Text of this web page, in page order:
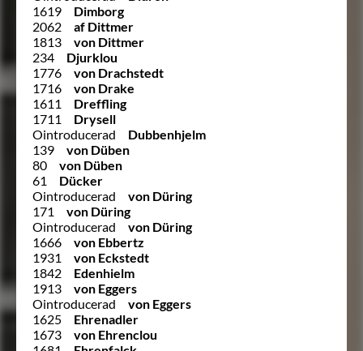
1619
Dimborg
2062
af Dittmer
1813
von Dittmer
234
Djurklou
1776
von Drachstedt
1716
von Drake
1611
Dreffling
1711
Drysell
Ointroducerad
Dubbenhjelm
139
von Düben
80
von Düben
61
Dücker
Ointroducerad
von Düring
171
von Düring
Ointroducerad
von Düring
1666
von Ebbertz
1931
von Eckstedt
1842
Edenhielm
1913
von Eggers
Ointroducerad
von Eggers
1625
Ehrenadler
1673
von Ehrenclou